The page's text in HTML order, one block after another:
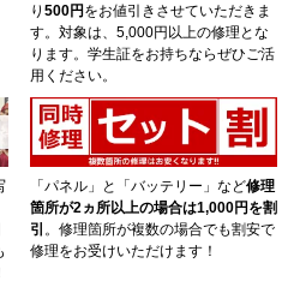
り 500円 をお値引きさせていただきま
す。対象は、5,000円以上の修理とな
ります。学生証をお持ちならぜひご活
用ください。
「パネル」と「バッテリー」など修理
箇所が2ヵ所以上の場合は1,000円を割
引 。修理箇所が複数の場合でも割安で
修理をお受けいただけます！